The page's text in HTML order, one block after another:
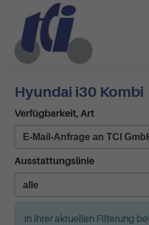
Hyundai i30 Kombi
Verfügbarkeit, Art
Ausstattungslinie
In Ihrer aktuellen Filterung